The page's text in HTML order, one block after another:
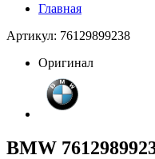
Главная
Артикул: 76129899238
Оригинал
BMW